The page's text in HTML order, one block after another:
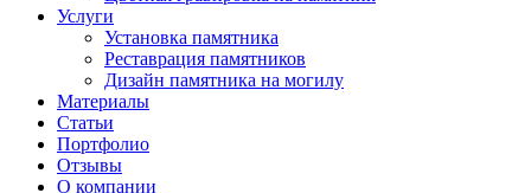
Услуги
Установка памятника
Реставрация памятников
Дизайн памятника на могилу
Материалы
Статьи
Портфолио
Отзывы
О компании